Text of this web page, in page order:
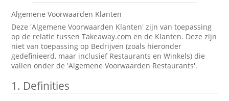
Algemene Voorwaarden Klanten
Deze 'Algemene Voorwaarden Klanten' zijn van toepassing
op de relatie tussen Takeaway.com en de Klanten. Deze zijn
niet van toepassing op Bedrijven (zoals hieronder
gedefinieerd, maar inclusief Restaurants en Winkels) die
vallen onder de 'Algemene Voorwaarden Restaurants'.
1. Definities